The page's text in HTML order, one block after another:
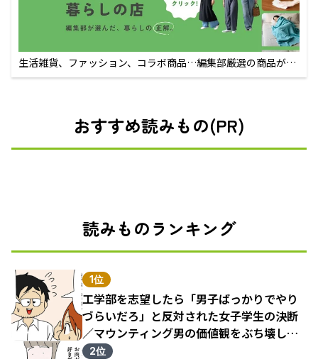
生活雑貨、ファッション、コラボ商品…編集部厳選の商品が買
えるECサイト
おすすめ読みもの(PR)
読みものランキング
1位
工学部を志望したら「男子ばっかりでやり
づらいだろ」と反対された女子学生の決断
／マウンティング男の価値観をぶち壊した
結果（1）
2位